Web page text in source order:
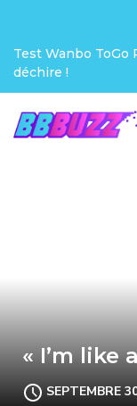
vidéoprojecteur
« I’m like
SEPTEMBRE